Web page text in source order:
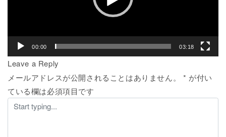
00:00 03:18
Leave a Reply
メールアドレスが公開されることはありません。
* が付い
ている欄は必須項目です